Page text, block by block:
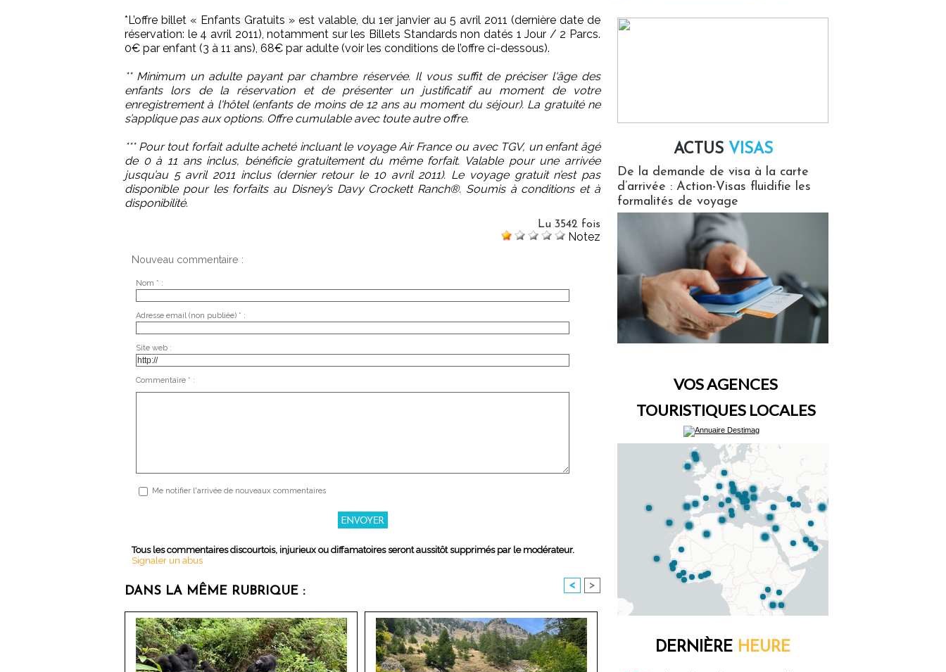
*L’offre billet « Enfants Gratuits » est valable, du 1er janvier au 5 avril 2011 (dernière date de
réservation: le 4 avril 2011), notamment sur les Billets Standards non datés 1 Jour / 2 Parcs.
0€ par enfant (3 à 11 ans), 68€ par adulte (voir les conditions de l’offre ci-dessous).
** Minimum un adulte payant par chambre réservée. Il vous suffit de préciser l'âge des
enfants lors de la réservation et de présenter un justificatif au moment de votre
enregistrement à l'hôtel (enfants de moins de 12 ans au moment du séjour). La gratuité ne
s’applique pas aux options. Offre cumulable avec toute autre offre.
*** Pour tout forfait adulte acheté incluant le voyage Air France ou avec TGV, un enfant âgé
de 0 à 11 ans inclus, bénéficie gratuitement du même forfait. Valable pour une arrivée
jusqu’au 5 avril 2011 inclus (dernier retour le 10 avril 2011). Le voyage gratuit n’est pas
disponible pour les forfaits au Disney’s Davy Crockett Ranch®. Soumis à conditions et à
disponibilité.
Lu 3542 fois
Notez
Nouveau commentaire :
Nom * :
Adresse email (non publiée) * :
Site web :
Commentaire * :
Me notifier l'arrivée de nouveaux commentaires
Tous les commentaires discourtois, injurieux ou diffamatoires seront aussitôt supprimés par le modérateur.
Signaler un abus
DANS LA MÊME RUBRIQUE : < >
ACTUS VISAS
De la demande de visa à la carte
d’arrivée : Action-Visas fluidifie les
formalités de voyage
VOS AGENCES
TOURISTIQUES LOCALES
DERNIÈRE HEURE